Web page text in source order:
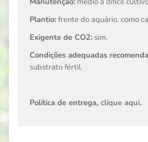
Plantio:frente do aquário, como
Exigente de CO2: sim.
Condições adequadas
substrato fértil.
Política de entrega, clique aqui.